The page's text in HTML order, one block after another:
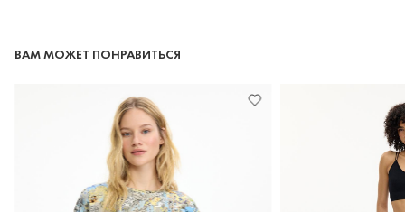
ВАМ МОЖЕТ ПОНРАВИТЬСЯ